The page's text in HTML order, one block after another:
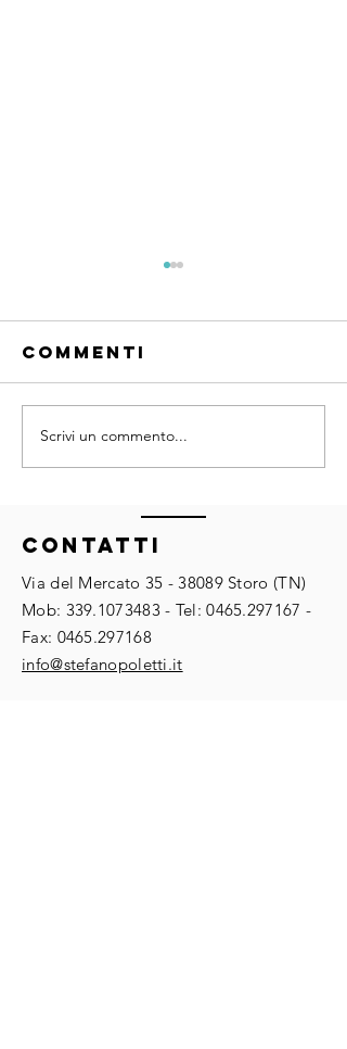
Da SEO ad AIO:
come
quando a
cercare è
l’intelligenza
artificiale
Commenti
Scrivi un commento...
ContaTTI
Via del Mercato 35 - 38089Storo (TN)
​​Mob: 339.1073483- Tel:0465.297167 -
Fax: 0465.297168
​info@stefanopoletti.it